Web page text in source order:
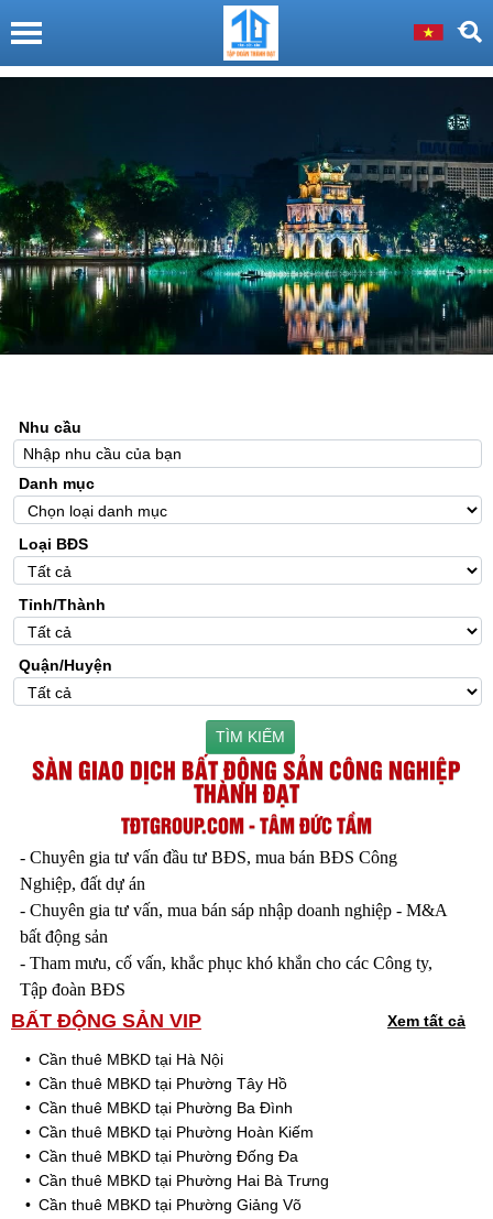
Nhu cầu
Danh mục
Loại BĐS
Tỉnh/Thành
Quận/Huyện
TÌM KIẾM
SÀN GIAO DỊCH BẤT ĐỘNG SẢN CÔNG NGHIỆP
THÀNH ĐẠT
TĐTGROUP.COM - TÂM ĐỨC TẦM
- Chuyên gia tư vấn đầu tư BĐS, mua bán BĐS Công
Nghiệp, đất dự án
- Chuyên gia tư vấn, mua bán sáp nhập doanh nghiệp - M&A
bất động sản
- Tham mưu, cố vấn, khắc phục khó khắn cho các Công ty,
Tập đoàn BĐS
BẤT ĐỘNG SẢN VIP Xem tất cả
Cần thuê MBKD tại Hà Nội
Cần thuê MBKD tại Phường Tây Hồ
Cần thuê MBKD tại Phường Ba Đình
Cần thuê MBKD tại Phường Hoàn Kiếm
Cần thuê MBKD tại Phường Đống Đa
Cần thuê MBKD tại Phường Hai Bà Trưng
Cần thuê MBKD tại Phường Giảng Võ